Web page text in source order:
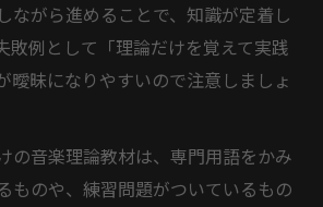
ながら進めることで、知識が定着し
敗例として「理論だけを覚えて実践
曖昧になりやすいので注意しましょ
の音楽理論教材は、専門用語をかみ
ものや、練習問題がついているもの